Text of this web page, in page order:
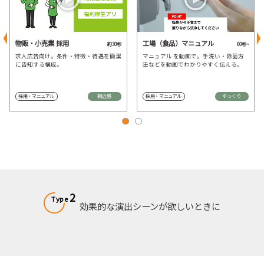
物販・小売業 採用 約30秒
求人広告向け。条件・特徴・待遇を簡潔
に告知する構成。
採用・マニュアル 親近感
工場（食品）マニュアル 60秒~
マニュアル を動画で。手洗い・除菌方
法などを動画でわかりやすく伝える。
採用・マニュアル ゆっくり
Type 2
効果的な演出シーンが欲しいときに